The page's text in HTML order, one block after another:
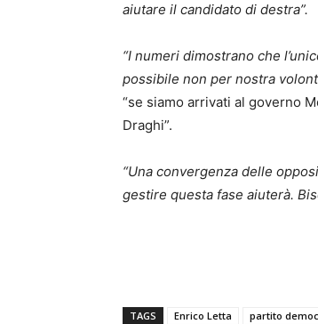
aiutare il candidato di destra”.
“I numeri dimostrano che
possibile non per nostra
“se siamo arrivati al governo
Draghi”.
“Una convergenza delle
gestire questa fase aiuterà.
TAGS Enrico Letta partito